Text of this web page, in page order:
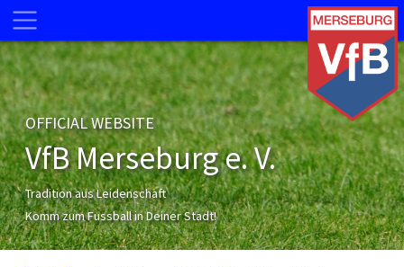
OFFICIAL WEBSITE
VfB Merseburg e. V.
Tradition aus Leidenschaft
Komm zum Fussball in Deiner Stadt!